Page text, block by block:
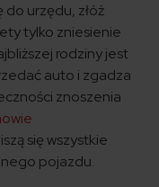
do urzędu, złóż
tylko zniesienie
rodziny jest
auto i zgadza
znoszenia
się wszystkie
pojazdu.